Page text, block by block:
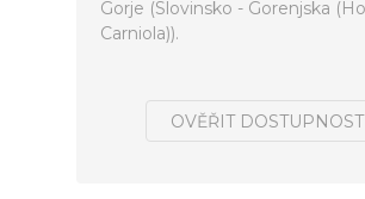
Gorje (Slovinsko - Gorenjska
Carniola)).
OVĚŘIT DOSTUPNOST